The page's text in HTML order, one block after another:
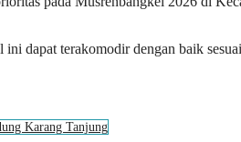
dapat terakomodir dengan baik
Karang Tanjung